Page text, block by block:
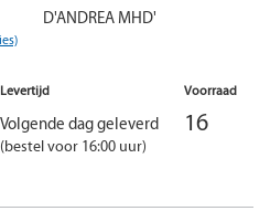
D'ANDREA MHD'
Levertijd
Volgende dag geleverd
(bestel voor 16:00 uur)
Voorraad
16